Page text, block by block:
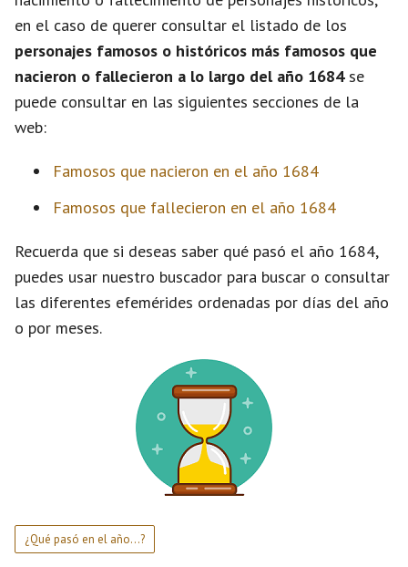
en el caso de querer consultar el listado de los
personajes famosos o históricos más famosos que
nacieron o fallecieron a lo largo del año 1684se
puede consultar en las siguientes secciones de la
web:
Famosos que nacieron en el año 1684
Famosos que fallecieron en el año 1684
Recuerda que si deseas saber qué pasó el año 1684,
puedes usar nuestro buscador para buscar o consultar
las diferentes efemérides ordenadas por días del año
o por meses.
¿Qué pasó en el año...?